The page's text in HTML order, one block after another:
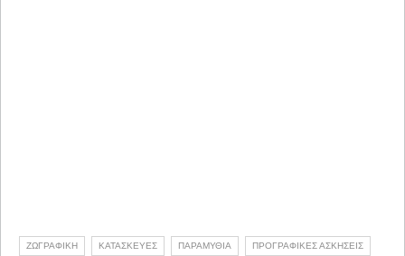
ΖΩΓΡΑΦΙΚΗ ΚΑΤΑΣΚΕΥΕΣ ΠΑΡΑΜΥΘΙΑ ΠΡΟΓΡΑΦΙΚΕΣ ΑΣΚΗΣΕΙΣ